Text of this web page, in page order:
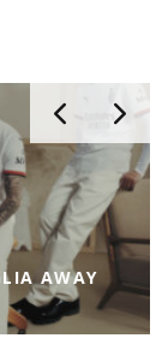
AWAY